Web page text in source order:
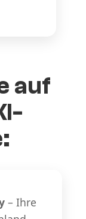
auf
– Ihre